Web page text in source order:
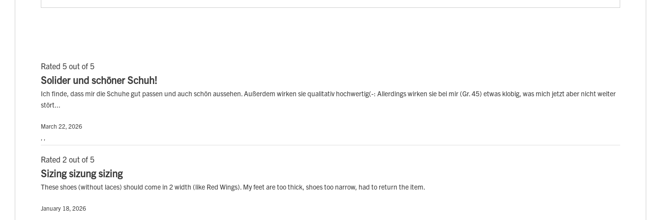
Rated 5 out of 5
Solider und schöner Schuh!
Ich finde, dass mir die Schuhe gut passen und auch schön aussehen. Außerdem wirken sie qualitativ hochwertig(-: Allerdings wirken sie bei mir (Gr. 45) etwas klobig, was mich jetzt aber nicht weiter
stört...
March 22, 2026
, ,
Rated 2 out of 5
Sizing sizung sizing
These shoes (without laces) should come in 2 width (like Red Wings). My feet are too thick, shoes too narrow, had to return the item.
January 18, 2026